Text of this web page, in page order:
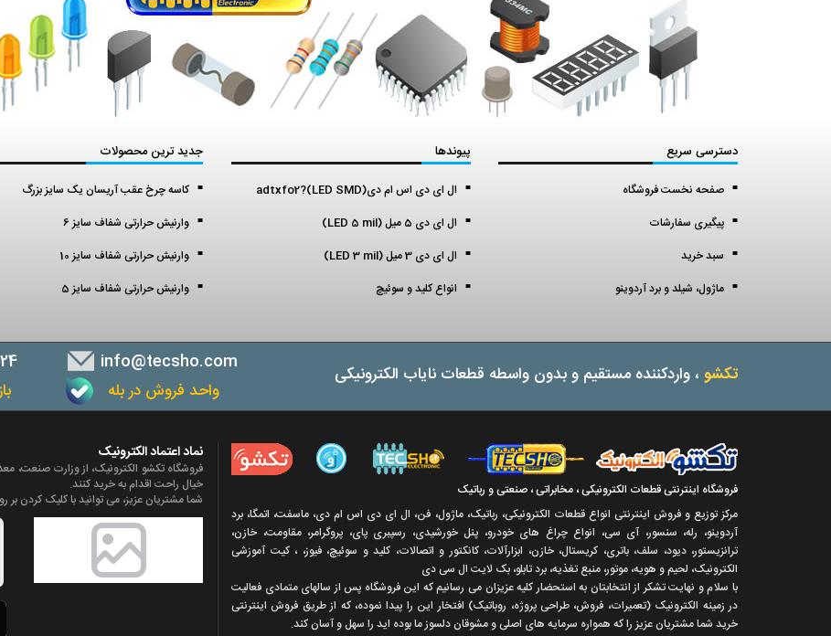
دسترسی سریع
صفحه نخست فروشگاه
پیگیری سفارشات
سبد خرید
ماژول، شیلد و برد آردوینو
پیوندها
ال ای دی اس ام دی(LED SMD)?adtxfo2
ال ای دی 5 میل (LED 5 mil)
ال ای دی 3 میل (LED 3 mil)
انواع کلید و سوئیچ
جدید ترین محصولات
کاسه چرخ عقب آریسان یک سایز بزرگ
وارنیش حرارتی شفاف سایز 6
وارنیش حرارتی شفاف سایز 10
وارنیش حرارتی شفاف سایز 5
تکشو ، واردکننده مستقیم و بدون واسطه قطعات نایاب الکترونیکی
info@tecsho.com
واحد فروش در بله
فروشگاه اینترنتی قطعات الکترونیکی ، مخابراتی ، صنعتی و رباتیک
مرکز توزیع و فروش اینترنتی انواع قطعات الکترونیکی، رباتیک، ماژول، فن، ال ای دی اس ام دی، ماسفت، اتمگا، برد
آردوینو، رله، سنسور، آی سی، انواع چراغ های خودرو، پنل خورشیدی، رسپبری پای، پروگرامر، مقاومت، خازن،
ترانزیستور، دیود، سلف، باتری، کریستال، خازن، ابزارآلات، کانکتور و اتصالات، کلید و سوئیچ، فیوز، ، کیت آموزشی
الکترونیک، لحیم و هویه، موتور، منبع تغذیه، برد تابلو، بک لایت ال سی دی
با سلام و نهايت تشکر از انتخابتان به استحضار کليه عزيزان می رسانيم که اين فروشگاه پس از سالهای متمادی فعاليت
در زمينه الکترونيک (تعميرات، فروش، طراحی پروژه، روباتيک) افتخار اين را پيدا نموده، که از طريق فروش اينترنتی
خريد شما مشتريان عزيز را که همواره سرمايه های اصلی و مشوقان دلسوز ما بوده ايد را سهل و آسان کند.
نماد اعتماد الکترونیک
فروشگاه تکشو الکترونیک، از وزارت صنعت،
خیال راحت اقدام به خرید کنند.
شما مشتریان عزیز، می توانید با کلیک کردن بر